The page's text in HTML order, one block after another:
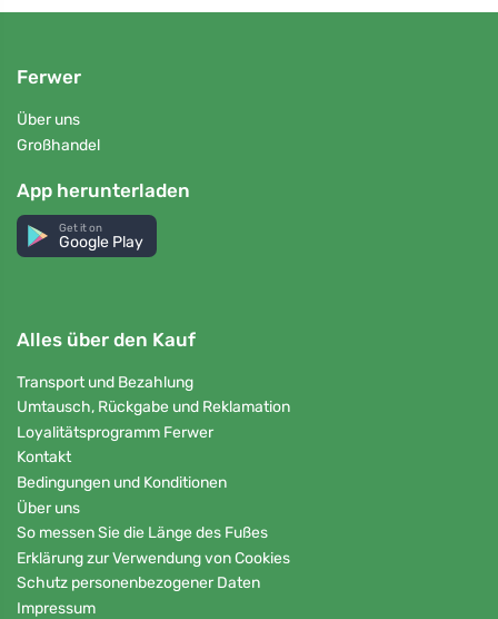
Ferwer
Über uns
Großhandel
App herunterladen
Get it on
Google Play
Alles über den Kauf
Transport und Bezahlung
Umtausch, Rückgabe und Reklamation
Loyalitätsprogramm Ferwer
Kontakt
Bedingungen und Konditionen
Über uns
So messen Sie die Länge des Fußes
Erklärung zur Verwendung von Cookies
Schutz personenbezogener Daten
Impressum